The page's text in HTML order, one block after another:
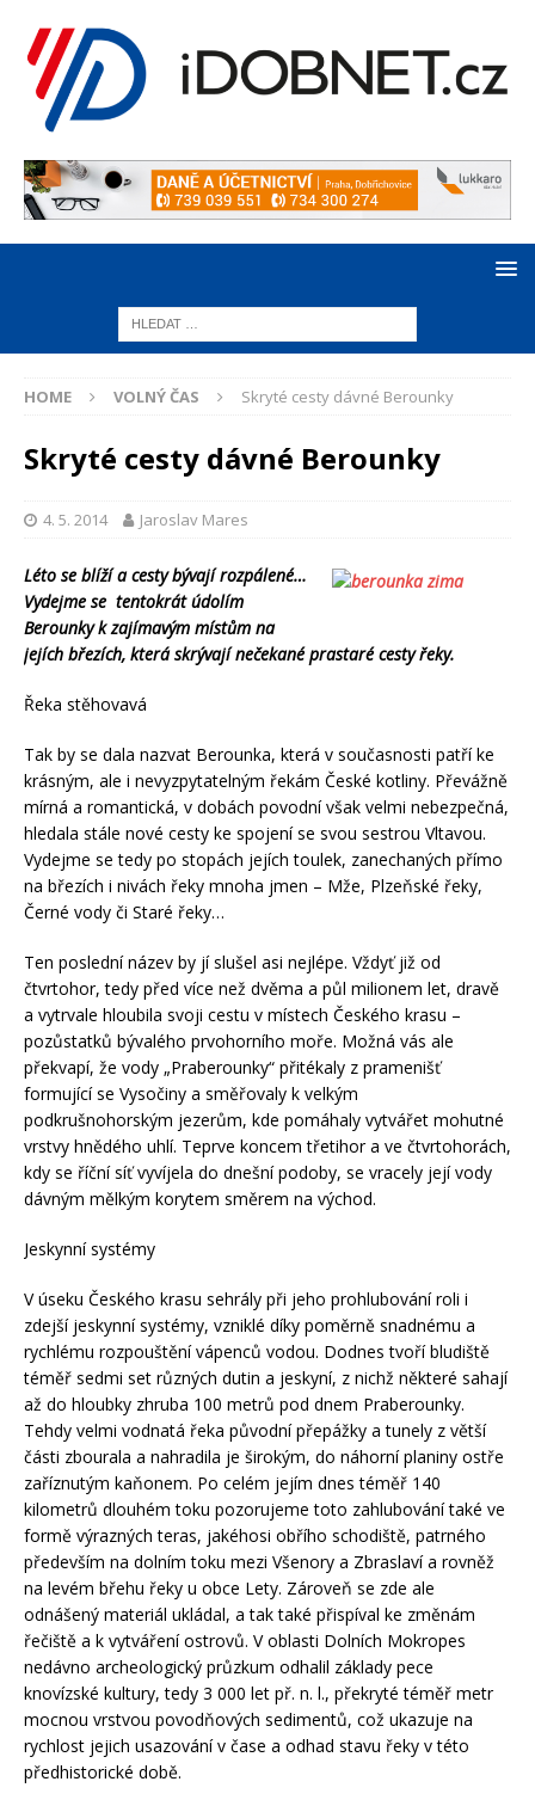
HOME VOLNÝ ČAS Skryté cesty dávné Berounky
Skryté cesty dávné Berounky
4. 5. 2014 Jaroslav Mares
Léto se blíží a cesty bývají rozpálené…
Vydejme se tentokrát údolím
Berounky k zajímavým místům na
jejích březích, která skrývají nečekané prastaré cesty řeky.
Řeka stěhovavá
Tak by se dala nazvat Berounka, která v současnosti patří ke
krásným, ale i nevyzpytatelným řekám České kotliny. Převážně
mírná a romantická, v dobách povodní však velmi nebezpečná,
hledala stále nové cesty ke spojení se svou sestrou Vltavou.
Vydejme se tedy po stopách jejích toulek, zanechaných přímo
na březích i nivách řeky mnoha jmen – Mže, Plzeňské řeky,
Černé vody či Staré řeky…
Ten poslední název by jí slušel asi nejlépe. Vždyť již od
čtvrtohor, tedy před více než dvěma a půl milionem let, dravě
a vytrvale hloubila svoji cestu v místech Českého krasu –
pozůstatků bývalého prvohorního moře. Možná vás ale
překvapí, že vody „Praberounky“ přitékaly z pramenišť
formující se Vysočiny a směřovaly k velkým
podkrušnohorským jezerům, kde pomáhaly vytvářet mohutné
vrstvy hnědého uhlí. Teprve koncem třetihor a ve čtvrtohorách,
kdy se říční síť vyvíjela do dnešní podoby, se vracely její vody
dávným mělkým korytem směrem na východ.
Jeskynní systémy
V úseku Českého krasu sehrály při jeho prohlubování roli i
zdejší jeskynní systémy, vzniklé díky poměrně snadnému a
rychlému rozpouštění vápenců vodou. Dodnes tvoří bludiště
téměř sedmi set různých dutin a jeskyní, z nichž některé sahají
až do hloubky zhruba 100 metrů pod dnem Praberounky.
Tehdy velmi vodnatá řeka původní přepážky a tunely z větší
části zbourala a nahradila je širokým, do náhorní planiny ostře
zaříznutým kaňonem. Po celém jejím dnes téměř 140
kilometrů dlouhém toku pozorujeme toto zahlubování také ve
formě výrazných teras, jakéhosi obřího schodiště, patrného
především na dolním toku mezi Všenory a Zbraslaví a rovněž
na levém břehu řeky u obce Lety. Zároveň se zde ale
odnášený materiál ukládal, a tak také přispíval ke změnám
řečiště a k vytváření ostrovů. V oblasti Dolních Mokropes
nedávno archeologický průzkum odhalil základy pece
knovízské kultury, tedy 3 000 let př. n. l., překryté téměř metr
mocnou vrstvou povodňových sedimentů, což ukazuje na
rychlost jejich usazování v čase a odhad stavu řeky v této
předhistorické době.